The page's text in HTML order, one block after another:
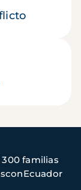
300 familias